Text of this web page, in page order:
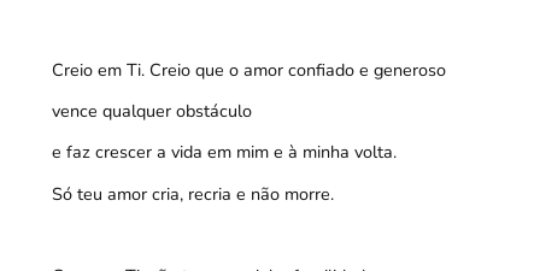
Creio em Ti. Creio que o amor confiado e generoso
vence qualquer obstáculo
e faz crescer a vida em mim e à minha volta.
Só teu amor cria, recria e não morre.